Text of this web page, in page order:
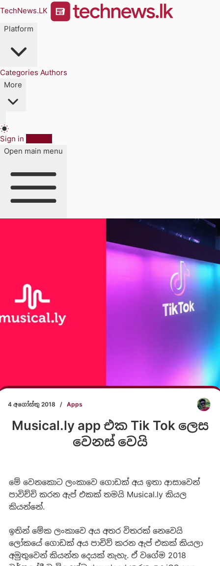
TechNews.LK
Platform
Categories Authors
More
Sign in
Open main menu
4 අගෝස්තු 2018 / Apps
Musical.ly app එක Tik Tok ලෙස
වෙනස් වෙයි
මේ වෙනකොට ලංකාවෙ ගොඩක් අය ඉතා ආසාවෙන්
පාවිච්චි කරන ඇප් එකක් තමයි Musical.ly කියල
කියන්නේ.
ඉතින් මේක ලංකාවෙ අය අතර විතරක් නෙවෙයි
ලෝකයේ ගොඩක් අය පාචිව් කරන ඇප් එකක් කියලා
අමුතුවෙන් කියන්න දෙයක් නැහැ. ඒ වගේම 2018